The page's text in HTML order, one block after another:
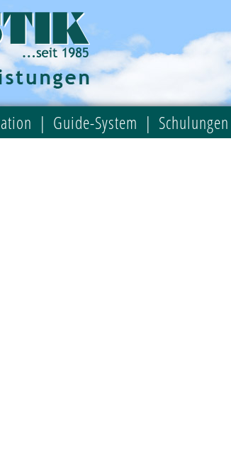
Guide-System Schulungen